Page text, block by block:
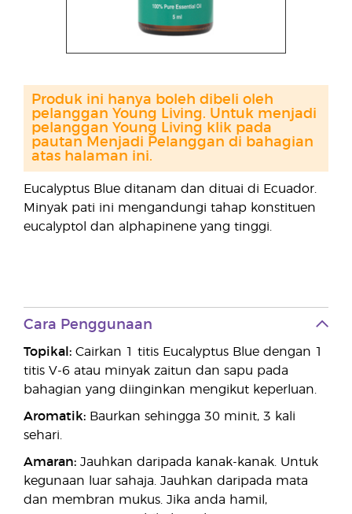
Eucalyptus Blue ditanam dan dituai di Ecuador.
Minyak pati ini mengandungi tahap konstituen
eucalyptol dan alphapinene yang tinggi.
Produk ini hanya boleh dibeli oleh
pelanggan Young Living. Untuk menjadi
pelanggan Young Living klik pada
pautan Menjadi Pelanggan di bahagian
atas halaman ini.
Cara Penggunaan
Topikal: Cairkan 1 titis Eucalyptus Blue dengan 1
titis V-6 atau minyak zaitun dan sapu pada
bahagian yang diinginkan mengikut keperluan.
Aromatik: Baurkan sehingga 30 minit, 3 kali
sehari.
Amaran: Jauhkan daripada kanak-kanak. Untuk
kegunaan luar sahaja. Jauhkan daripada mata
dan membran mukus. Jika anda hamil,